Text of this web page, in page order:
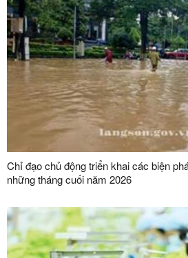
Chỉ đạo chủ động triển khai các biện
những tháng cuối năm 2026